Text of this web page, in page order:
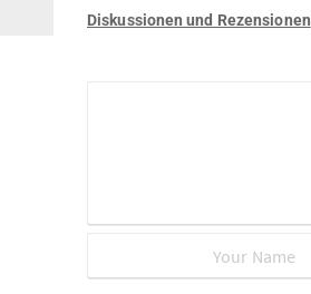
Diskussionen und Rezensionen